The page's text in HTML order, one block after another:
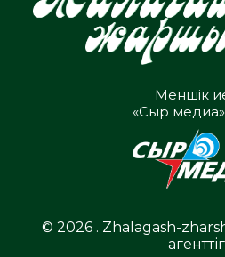
Меншік
«Сыр
© 2026 . Zhalagash-